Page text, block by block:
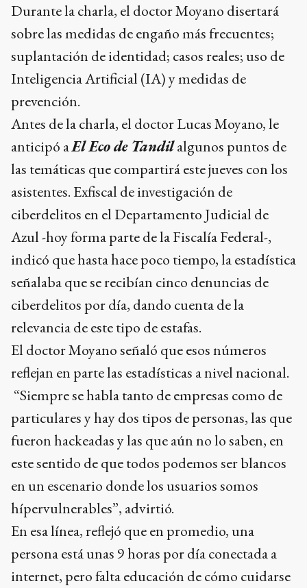
Durante la charla, el doctor Moyano disertará
sobre las medidas de engaño más frecuentes;
suplantación de identidad; casos reales; uso de
Inteligencia Artificial (IA) y medidas de
prevención.
Antes de la charla, el doctor Lucas Moyano, le
anticipó aEl Eco de Tandilalgunos puntos de
las temáticas que compartirá este jueves con los
asistentes. Exfiscal de investigación de
ciberdelitos en el Departamento Judicial de
Azul -hoy forma parte de la Fiscalía Federal-,
indicó que hasta hace poco tiempo, la estadística
señalaba que se recibían cinco denuncias de
ciberdelitos por día, dando cuenta de la
relevancia de este tipo de estafas.
El doctor Moyano señaló que esos números
reflejan en parte las estadísticas a nivel nacional.
“Siempre se habla tanto de empresas como de
particulares y hay dos tipos de personas, las que
fueron hackeadas y las que aún no lo saben, en
este sentido de que todos podemos ser blancos
en un escenario donde los usuarios somos
hípervulnerables”, advirtió.
En esa línea, reflejó que en promedio, una
persona está unas 9 horas por día conectada a
internet, pero falta educación de cómo cuidarse